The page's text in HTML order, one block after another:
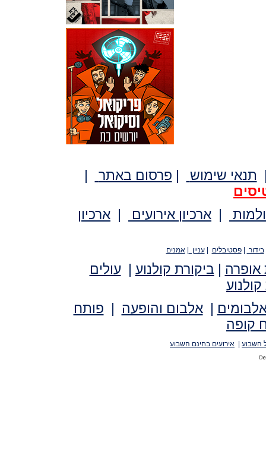
תנאי שימוש | פרסום באתר
|
| ארכיון אירועים | ארכיון
בידור |פסטיבלים |עניין |אמנים
אופרה | ביקורת קולנוע |עולים
קולנוע
|אלבום והופעה | פותח
קופה
השבוע אירועים בחינם השבוע